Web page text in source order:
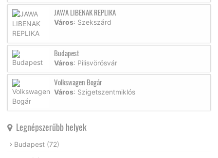
JAWA LIBENAK REPLIKA
Város: Szekszárd
Budapest
Város: Pilisvörösvár
Volkswagen Bogár
Város: Szigetszentmiklós
Legnépszerűbb helyek
Budapest (72)